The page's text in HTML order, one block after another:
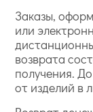
Заказы,
или
возврата
получения.
от изделий в